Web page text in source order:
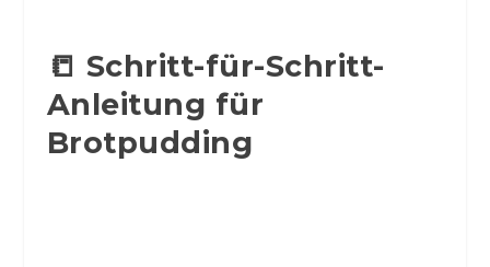
📒 Schritt-für-Schritt-
Anleitung für
Brotpudding